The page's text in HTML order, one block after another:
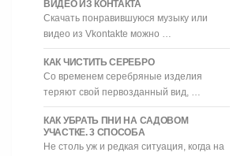
ВИДЕО ИЗ КОНТАКТА
Скачать понравившуюся музыку или
видео из Vkontakte можно …
КАК ЧИСТИТЬ СЕРЕБРО
Со временем серебряные изделия
теряют свой первозданный вид, …
КАК УБРАТЬ ПНИ НА САДОВОМ
УЧАСТКЕ. 3 СПОСОБА
Не столь уж и редкая ситуация, когда на